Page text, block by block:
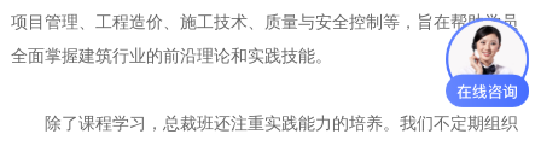
项目管理、工程造价、施工技术、质量与安全控制等，旨在帮助学员
全面掌握建筑行业的前沿理论和实践技能。
除了课程学习，总裁班还注重实践能力的培养。我们不定期组织